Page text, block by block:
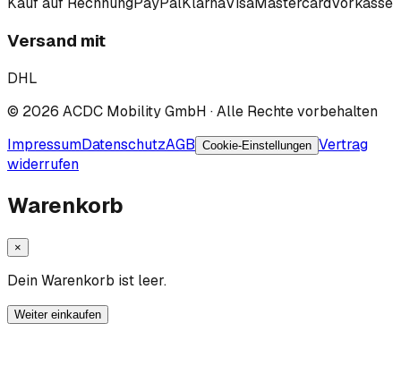
Versand mit
DHL
© 2026 ACDC Mobility GmbH · Alle Rechte vorbehalten
ImpressumDatenschutzAGB Cookie-Einstellungen Vertrag
widerrufen
Warenkorb
×
Dein Warenkorb ist leer.
Weiter einkaufen